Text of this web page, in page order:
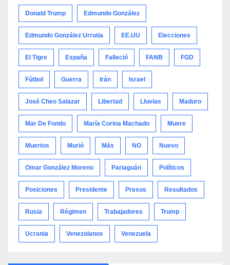
Donald Trump Edmundo González
Edmundo González Urrutia EE.UU Elecciones
El Tigre España Falleció FANB FGD
Fútbol Guerra Irán Israel
José Cheo Salazar Libertad Lluvias Maduro
Mar De Fondo María Corina Machado Muere
Muertos Murió Más NO Nuevo
Omar González Moreno Pariaguán Políticos
Posiciones Presidente Presos Resultados
Rusia Régimen Trabajadores Trump
Ucrania Venezolanos Venezuela